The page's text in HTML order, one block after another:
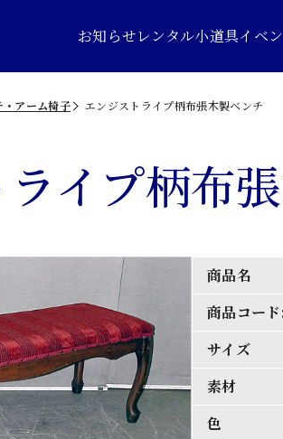
お知らせレンタル小道具イベ
・アーム椅子 エンジストライプ柄布張木製ベンチ
イプ柄布
商品名
商品コー
サイズ
素材
色